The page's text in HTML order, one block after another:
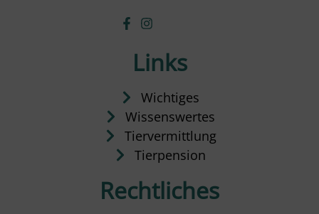
Links
Wichtiges
Wissenswertes
Tiervermittlung
Tierpension
Rechtliches